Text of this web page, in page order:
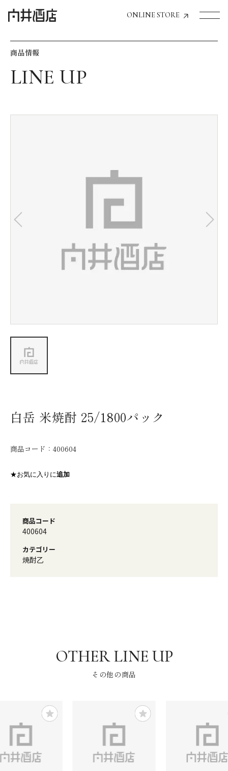
ONLINE STORE
飲食店経営のお客様
お気に入り機能の活用方法
会社情報
商品情報
白岳 米焼酎 25/1800パック
商品コード： 400604
★お気に入りに追加
商品コード
400604
カテゴリー
焼酎乙
その他の商品